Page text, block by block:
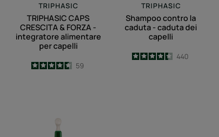
capelli
TRIPHASIC
TRIPHASIC CAPS
CRESCITA & FORZA -
integratore alimentare
per capelli
4.6
/5
59
TRIPHASIC
Shampoo contro la
caduta - caduta dei
capelli
4.4
/5
440
caduta